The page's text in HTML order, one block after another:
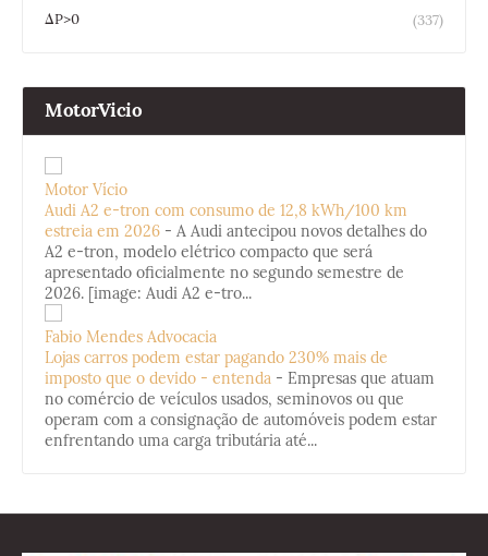
ΔP>0
(337)
MotorVicio
Motor Vício
Audi A2 e-tron com consumo de 12,8 kWh/100 km
estreia em 2026 - A Audi antecipou novos detalhes do
A2 e-tron, modelo elétrico compacto que será
apresentado oficialmente no segundo semestre de
2026. [image: Audi A2 e-tro...
Fabio Mendes Advocacia
Lojas carros podem estar pagando 230% mais de
imposto que o devido - entenda - Empresas que atuam
no comércio de veículos usados, seminovos ou que
operam com a consignação de automóveis podem estar
enfrentando uma carga tributária até...